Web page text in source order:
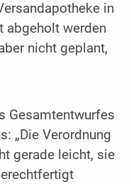
in
abgeholt werden
nicht geplant,
Gesamtentwurfes
„Die Verordnung
gerade leicht, sie